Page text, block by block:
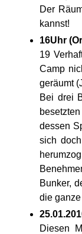
Der
kannst!
16Uhr
19
Camp
geräumt
Bei drei
dessen
sich
Bunker,
die
Diesen